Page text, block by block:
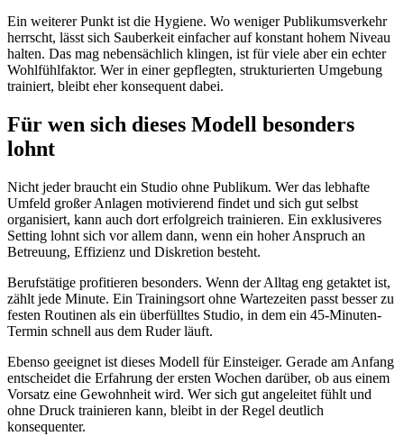
Ein weiterer Punkt ist die Hygiene. Wo weniger Publikumsverkehr
herrscht, lässt sich Sauberkeit einfacher auf konstant hohem Niveau
halten. Das mag nebensächlich klingen, ist für viele aber ein echter
Wohlfühlfaktor. Wer in einer gepflegten, strukturierten Umgebung
trainiert, bleibt eher konsequent dabei.
Für wen sich dieses Modell besonders
lohnt
Nicht jeder braucht ein Studio ohne Publikum. Wer das lebhafte
Umfeld großer Anlagen motivierend findet und sich gut selbst
organisiert, kann auch dort erfolgreich trainieren. Ein exklusiveres
Setting lohnt sich vor allem dann, wenn ein hoher Anspruch an
Betreuung, Effizienz und Diskretion besteht.
Berufstätige profitieren besonders. Wenn der Alltag eng getaktet ist,
zählt jede Minute. Ein Trainingsort ohne Wartezeiten passt besser zu
festen Routinen als ein überfülltes Studio, in dem ein 45-Minuten-
Termin schnell aus dem Ruder läuft.
Ebenso geeignet ist dieses Modell für Einsteiger. Gerade am Anfang
entscheidet die Erfahrung der ersten Wochen darüber, ob aus einem
Vorsatz eine Gewohnheit wird. Wer sich gut angeleitet fühlt und
ohne Druck trainieren kann, bleibt in der Regel deutlich
konsequenter.